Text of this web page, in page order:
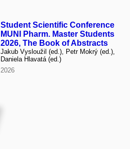
Student Scientific Conference
MUNI Pharm. Master Students
2026, The Book of Abstracts
Jakub Vysloužil (ed.), Petr Mokrý (ed.),
Daniela Hlavatá (ed.)
2026